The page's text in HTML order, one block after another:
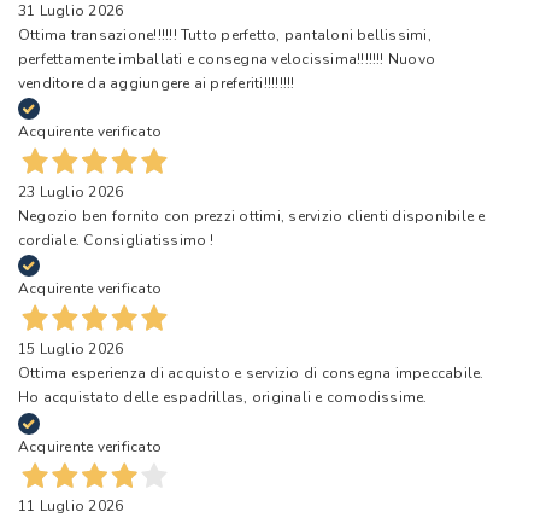
31 Luglio 2026
Ottima transazione!!!!!! Tutto perfetto, pantaloni bellissimi,
perfettamente imballati e consegna velocissima!!!!!!! Nuovo
venditore da aggiungere ai preferiti!!!!!!!!
Acquirente verificato
23 Luglio 2026
Negozio ben fornito con prezzi ottimi, servizio clienti disponibile e
cordiale. Consigliatissimo !
Acquirente verificato
15 Luglio 2026
Ottima esperienza di acquisto e servizio di consegna impeccabile.
Ho acquistato delle espadrillas, originali e comodissime.
Acquirente verificato
11 Luglio 2026